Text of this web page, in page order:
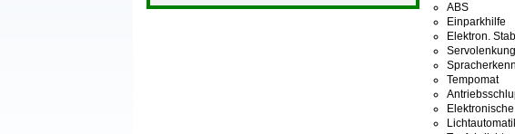
ABS
Einparkhilfe
Elektron.
Servolenkung
Tempomat